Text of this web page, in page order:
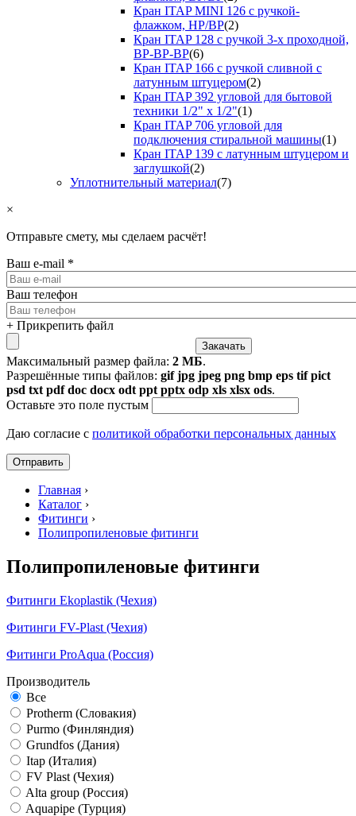
Кран ITAP MINI 126 с ручкой-
флажком, НР/ВР(2)
Кран ITAP 128 с ручкой 3-х проходной,
ВР-ВР-ВР(6)
Кран ITAP 166 с ручкой сливной с
латунным штуцером(2)
Кран ITAP 392 угловой для бытовой
техники 1/2" х 1/2"(1)
Кран ITAP 706 угловой для
подключения стиральной машины(1)
Кран ITAP 139 с латунным штуцером и
заглушкой(2)
Уплотнительный материал(7)
×
Отправьте смету, мы сделаем расчёт!
Ваш e-mail *
Ваш телефон
+ Прикрепить файл
Максимальный размер файла: 2 МБ.
Разрешённые типы файлов: gif jpg jpeg png bmp eps tif pict
psd txt pdf doc docx odt ppt pptx odp xls xlsx ods.
Оставьте это поле пустым
Даю согласие с политикой обработки персональных данных
Главная ›
Каталог ›
Фитинги ›
Полипропиленовые фитинги
Полипропиленовые фитинги
Фитинги Ekoplastik (Чехия)
Фитинги FV-Plast (Чехия)
Фитинги ProAqua (Россия)
Производитель
Все
Protherm (Словакия)
Purmo (Финляндия)
Grundfos (Дания)
Itap (Италия)
FV Plast (Чехия)
Alta group (Россия)
Aquapipe (Турция)